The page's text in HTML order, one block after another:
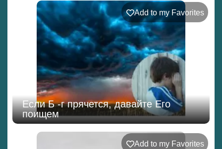
Add to my Favorites
Если Б -г прячется, давайте Его
поищем
Add to my Favorites